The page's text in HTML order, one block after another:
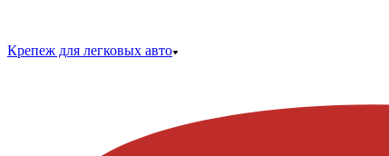
Крепеж для легковых авто